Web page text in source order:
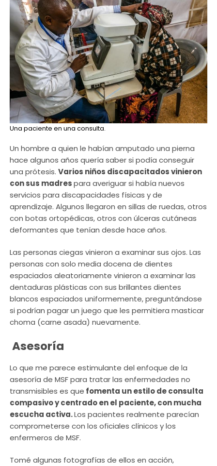
Una paciente en una consulta.
Un hombre a quien le habían amputado una pierna
hace algunos años quería saber si podía conseguir
una prótesis. Varios niños discapacitados vinieron
con sus madrespara averiguar si había nuevos
servicios para discapacidades físicas y de
aprendizaje. Algunos llegaron en sillas de ruedas, otros
con botas ortopédicas, otros con úlceras cutáneas
deformantes que tenían desde hace años.
Las personas ciegas vinieron a examinar sus ojos. Las
personas con solo media docena de dientes
espaciados aleatoriamente vinieron a examinar las
dentaduras plásticas con sus brillantes dientes
blancos espaciados uniformemente, preguntándose
si podrían pagar un juego que les permitiera masticar
choma (carne asada) nuevamente.
Asesoría
Lo que me parece estimulante del enfoque de la
asesoría de MSF para tratar las enfermedades no
transmisibles es que fomenta un estilo de consulta
compasivo y centrado en el paciente, con mucha
escucha activa.Los pacientes realmente parecían
comprometerse con los oficiales clínicos y los
enfermeros de MSF.
Tomé algunas fotografías de ellos en acción,